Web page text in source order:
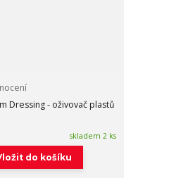
Dressing - oživovač plastů
skladem 2 ks
do košíku